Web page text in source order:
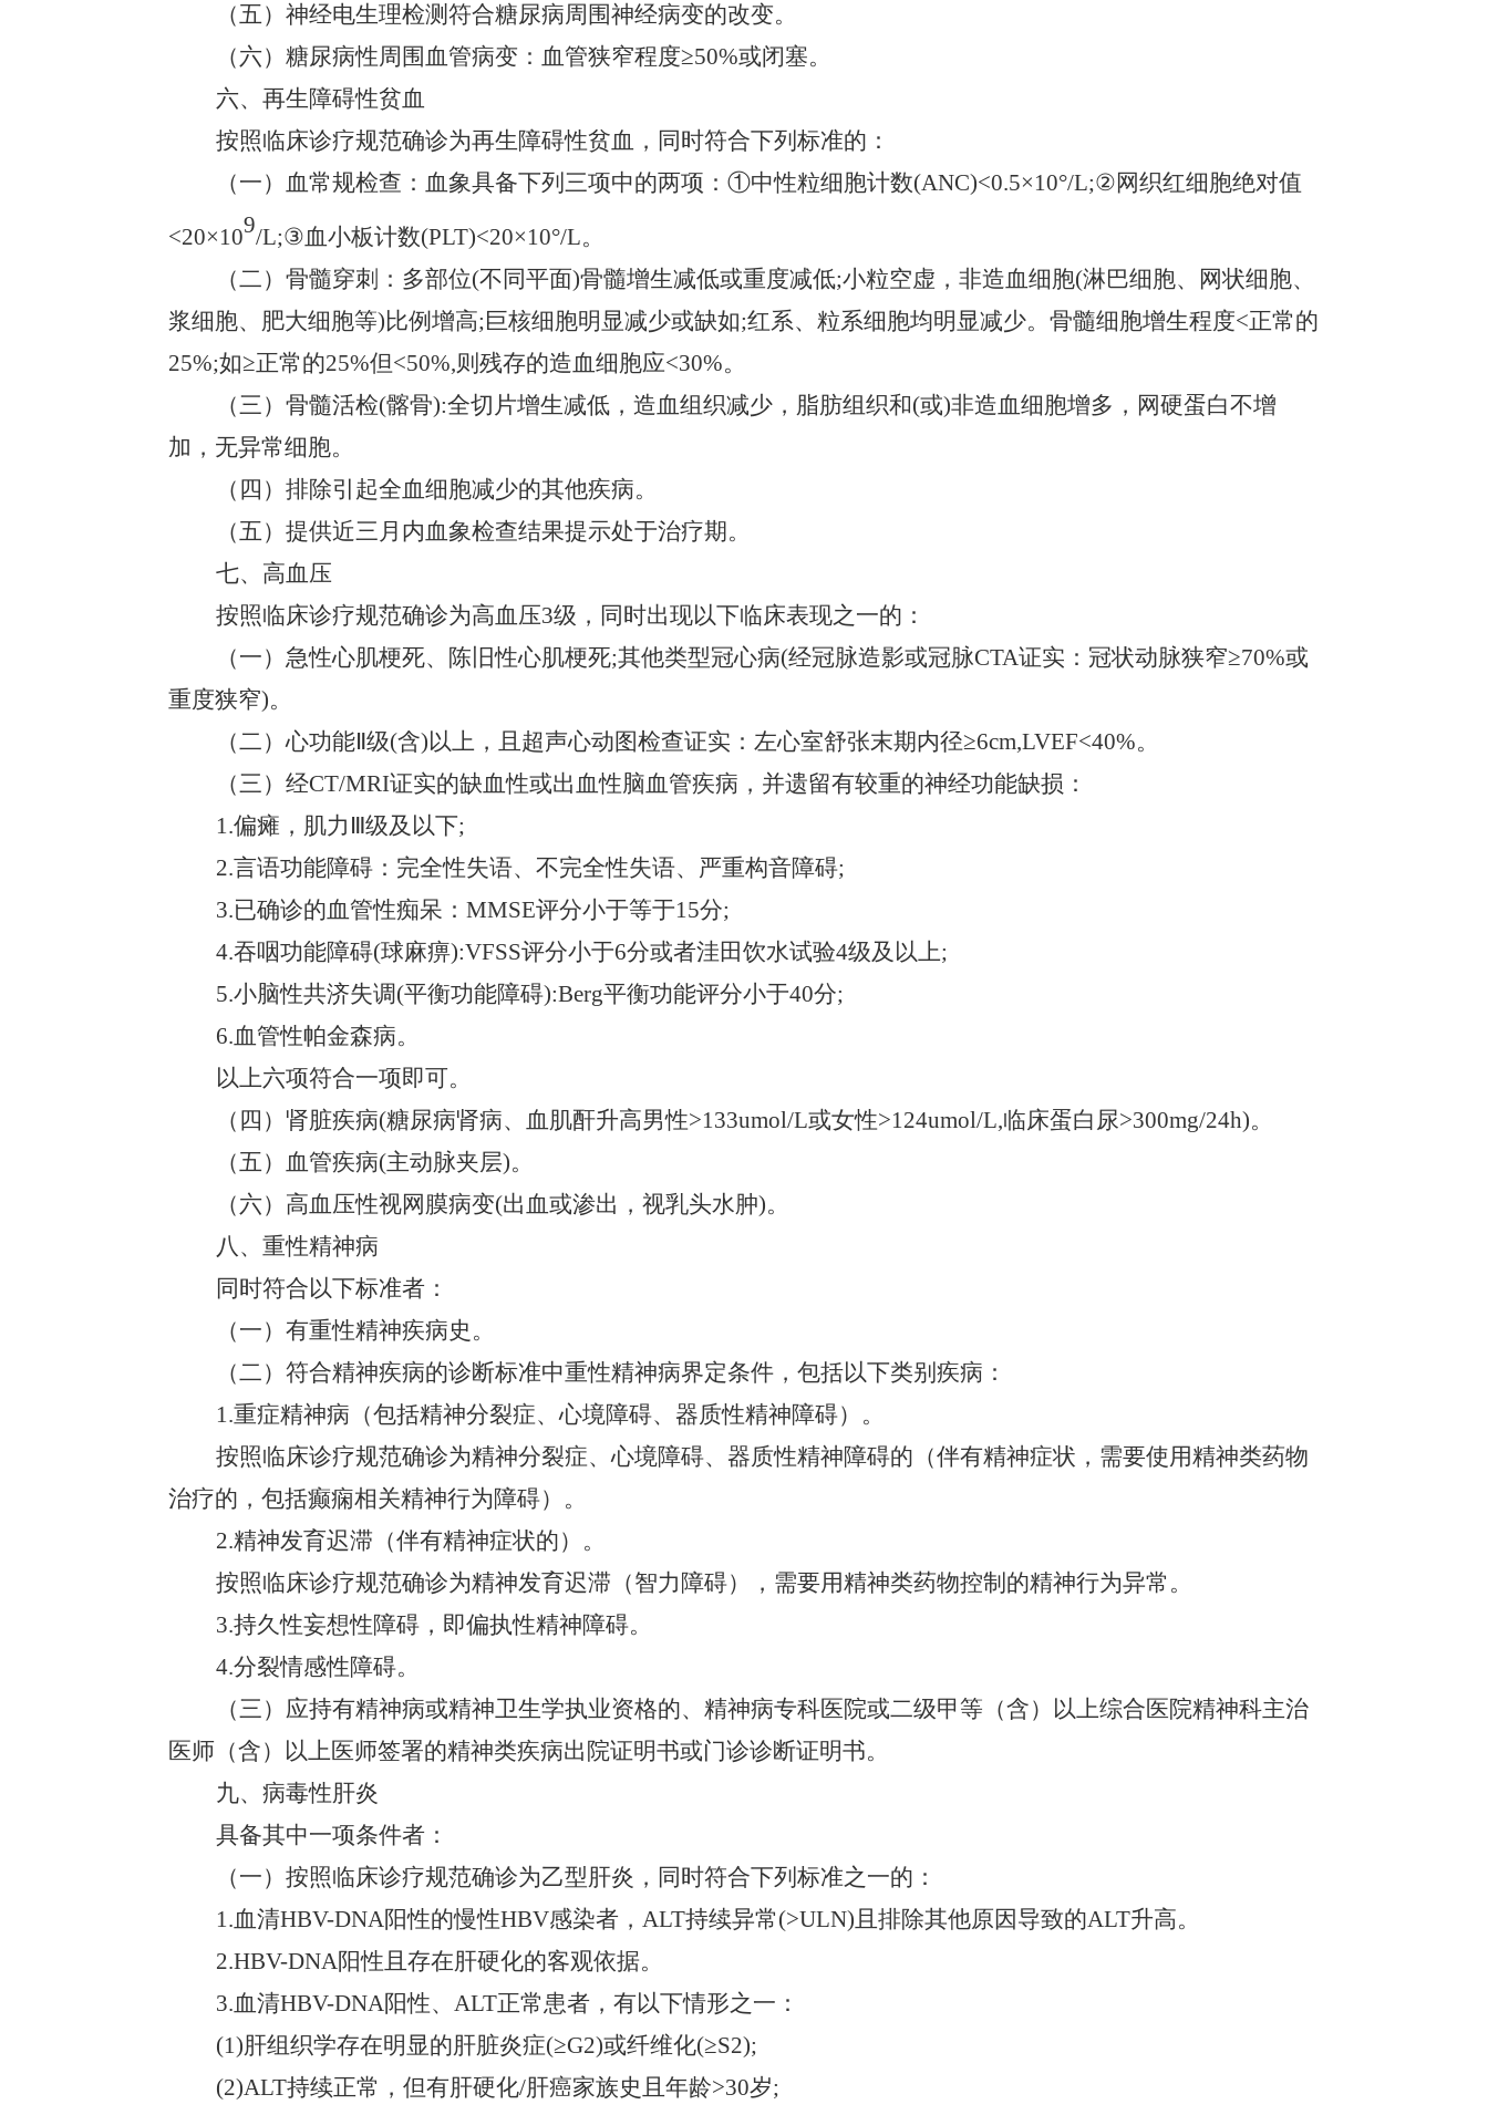
（五）神经电生理检测符合糖尿病周围神经病变的改变。
（六）糖尿病性周围血管病变：血管狭窄程度≥50%或闭塞。
六、再生障碍性贫血
按照临床诊疗规范确诊为再生障碍性贫血，同时符合下列标准的：
（一）血常规检查：血象具备下列三项中的两项： ①中性粒细胞计数(ANC)<0.5×10°/L;②网织红细胞绝对值
<20×109/L;③血小板计数(PLT)<20×10°/L。
（二）骨髓穿刺：多部位(不同平面)骨髓增生减低或重度减低;小粒空虚，非造血细胞(淋巴细胞、网状细胞、
浆细胞、肥大细胞等)比例增高;巨核细胞明显减少或缺如;红系、粒系细胞均明显减少。骨髓细胞增生程度<正常的
25%;如≥正常的25%但<50%,则残存的造血细胞应<30%。
（三）骨髓活检(髂骨):全切片增生减低，造血组织减少，脂肪组织和(或)非造血细胞增多，网硬蛋白不增
加，无异常细胞。
（四）排除引起全血细胞减少的其他疾病。
（五）提供近三月内血象检查结果提示处于治疗期。
七、高血压
按照临床诊疗规范确诊为高血压3级，同时出现以下临床表现之一的：
（一）急性心肌梗死、陈旧性心肌梗死;其他类型冠心病(经冠脉造影或冠脉CTA证实：冠状动脉狭窄≥70%或
重度狭窄)。
（二）心功能Ⅱ级(含)以上，且超声心动图检查证实：左心室舒张末期内径≥6cm,LVEF<40%。
（三）经CT/MRI证实的缺血性或出血性脑血管疾病，并遗留有较重的神经功能缺损：
1.偏瘫，肌力Ⅲ级及以下;
2.言语功能障碍：完全性失语、不完全性失语、严重构音障碍;
3.已确诊的血管性痴呆：MMSE评分小于等于15分;
4.吞咽功能障碍(球麻痹):VFSS评分小于6分或者洼田饮水试验4级及以上;
5.小脑性共济失调(平衡功能障碍):Berg平衡功能评分小于40分;
6.血管性帕金森病。
以上六项符合一项即可。
（四）肾脏疾病(糖尿病肾病、血肌酐升高男性>133umol/L或女性>124umol/L,临床蛋白尿>300mg/24h)。
（五）血管疾病(主动脉夹层)。
（六）高血压性视网膜病变(出血或渗出，视乳头水肿)。
八、重性精神病
同时符合以下标准者：
（一）有重性精神疾病史。
（二）符合精神疾病的诊断标准中重性精神病界定条件，包括以下类别疾病：
1.重症精神病（包括精神分裂症、心境障碍、器质性精神障碍）。
按照临床诊疗规范确诊为精神分裂症、心境障碍、器质性精神障碍的（伴有精神症状，需要使用精神类药物
治疗的，包括癫痫相关精神行为障碍）。
2.精神发育迟滞（伴有精神症状的）。
按照临床诊疗规范确诊为精神发育迟滞（智力障碍），需要用精神类药物控制的精神行为异常。
3.持久性妄想性障碍，即偏执性精神障碍。
4.分裂情感性障碍。
（三）应持有精神病或精神卫生学执业资格的、精神病专科医院或二级甲等（含）以上综合医院精神科主治
医师（含）以上医师签署的精神类疾病出院证明书或门诊诊断证明书。
九、病毒性肝炎
具备其中一项条件者：
（一）按照临床诊疗规范确诊为乙型肝炎，同时符合下列标准之一的：
1.血清HBV-DNA阳性的慢性HBV感染者，ALT持续异常(>ULN)且排除其他原因导致的ALT升高。
2.HBV-DNA阳性且存在肝硬化的客观依据。
3.血清HBV-DNA阳性、ALT正常患者，有以下情形之一：
(1)肝组织学存在明显的肝脏炎症(≥G2)或纤维化(≥S2);
(2)ALT持续正常，但有肝硬化/肝癌家族史且年龄>30岁;